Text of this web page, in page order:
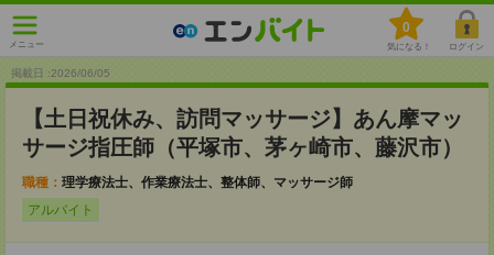
メニュー
0
気になる！ ログイン
掲載日 :2026/06/05
【土日祝休み、訪問マッサージ】あん摩マッ
サージ指圧師（平塚市、茅ヶ崎市、藤沢市）
職種： 理学療法士、作業療法士、整体師、マッサージ師
アルバイト